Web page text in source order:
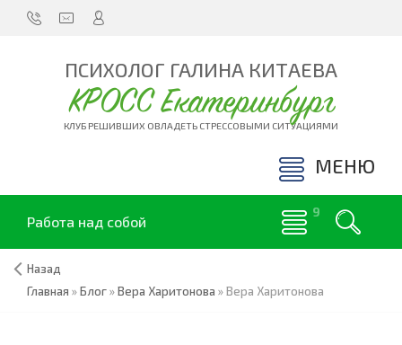
ПСИХОЛОГ ГАЛИНА КИТАЕВА
КРОСС Екатеринбург
КЛУБ РЕШИВШИХ ОВЛАДЕТЬ СТРЕССОВЫМИ СИТУАЦИЯМИ
МЕНЮ
Работа над собой
Назад
Главная »Блог»Вера Харитонова »Вера Харитонова